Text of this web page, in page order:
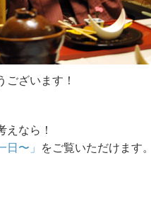
ざいます！
なら！
日〜」 をご覧いただけます。